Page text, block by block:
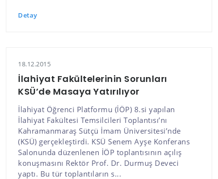
Detay
18.12.2015
İlahiyat Fakültelerinin Sorunları
KSÜ’de Masaya Yatırılıyor
İlahiyat Öğrenci Platformu (İÖP) 8.si yapılan
İlahiyat Fakültesi Temsilcileri Toplantısı’nı
Kahramanmaraş Sütçü İmam Üniversitesi’nde
(KSÜ) gerçekleştirdi. KSÜ Senem Ayşe Konferans
Salonunda düzenlenen İÖP toplantısının açılış
konuşmasını Rektör Prof. Dr. Durmuş Deveci
yaptı. Bu tür toplantıların s...